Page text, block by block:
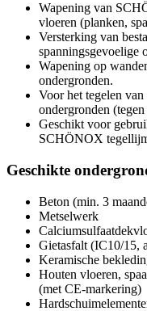
Wapening van
vloeren (planken,
Versterking van
spanningsgevoelige
Wapening op
ondergronden.
Voor het tegelen
ondergronden
Geschikt voor
SCHÖNOX
Geschikte
Beton (min. 3
Metselwerk
Gietasfalt (IC10/15,
Keramische
Houten vloeren,
(met CE-markering)